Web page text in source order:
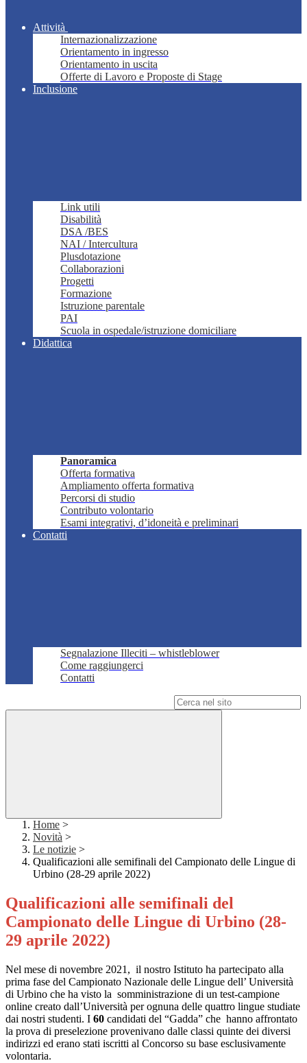
Attività
Internazionalizzazione
Orientamento in ingresso
Orientamento in uscita
Offerte di Lavoro e Proposte di Stage
Inclusione
Link utili
Disabilità
DSA /BES
NAI / Intercultura
Plusdotazione
Collaborazioni
Progetti
Formazione
Istruzione parentale
PAI
Scuola in ospedale/istruzione domiciliare
Didattica
Panoramica
Offerta formativa
Ampliamento offerta formativa
Percorsi di studio
Contributo volontario
Esami integrativi, d’idoneità e preliminari
Contatti
Segnalazione Illeciti – whistleblower
Come raggiungerci
Contatti
Home >
Novità >
Le notizie >
Qualificazioni alle semifinali del Campionato delle Lingue di
Urbino (28-29 aprile 2022)
Qualificazioni alle semifinali del
Campionato delle Lingue di Urbino (28-
29 aprile 2022)
Nel mese di novembre 2021, il nostro Istituto ha partecipato alla
prima fase del Campionato Nazionale delle Lingue dell’ Università
di Urbino che ha visto la somministrazione di un test-campione
online creato dall’Università per ognuna delle quattro lingue studiate
dai nostri studenti. I 60 candidati del “Gadda” che hanno affrontato
la prova di preselezione provenivano dalle classi quinte dei diversi
indirizzi ed erano stati iscritti al Concorso su base esclusivamente
volontaria.